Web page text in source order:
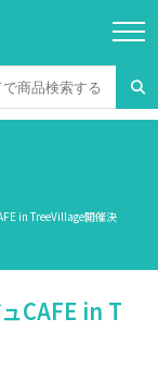
in TreeVillage開催決
CAFE in T